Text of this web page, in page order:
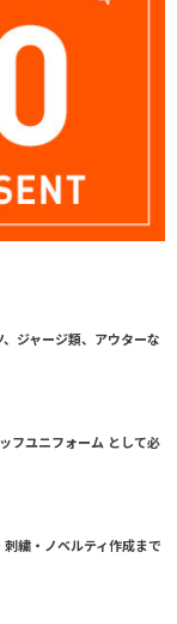
ジャージ類、アウターな
フユニフォーム として必
繍・ノベルティ作成まで